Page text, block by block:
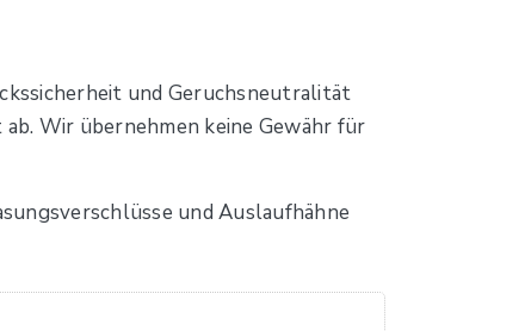
und Geruchsneutralität
Wir übernehmen keine Gewähr für
und Auslaufhähne